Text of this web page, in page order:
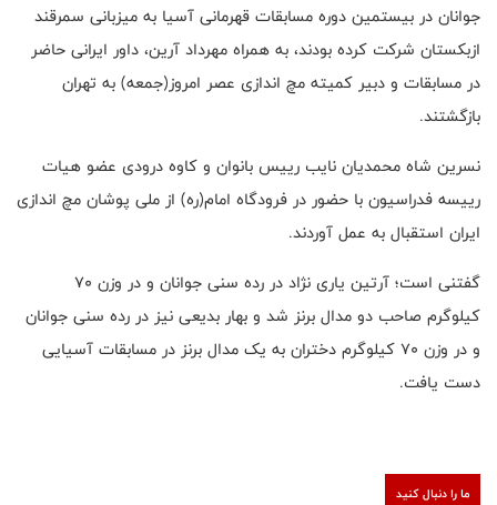
جوانان در بیستمین دوره مسابقات قهرمانی آسیا به میزبانی سمرقند
ازبکستان شرکت کرده بودند، به همراه مهرداد آرین، داور ایرانی حاضر
در مسابقات و دبیر کمیته مچ اندازی عصر امروز(جمعه) به تهران
بازگشتند.
نسرین شاه محمدیان نایب رییس بانوان و کاوه درودی عضو هیات
رییسه فدراسیون با حضور در فرودگاه امام(ره) از ملی پوشان مچ اندازی
ایران استقبال به عمل آوردند.
گفتنی است؛ آرتین یاری نژاد در رده سنی جوانان و در وزن 70
کیلوگرم صاحب دو مدال برنز شد و بهار بدیعی نیز در رده سنی جوانان
و در وزن 70 کیلوگرم دختران به یک مدال برنز در مسابقات آسیایی
دست یافت.
ما را دنبال کنید